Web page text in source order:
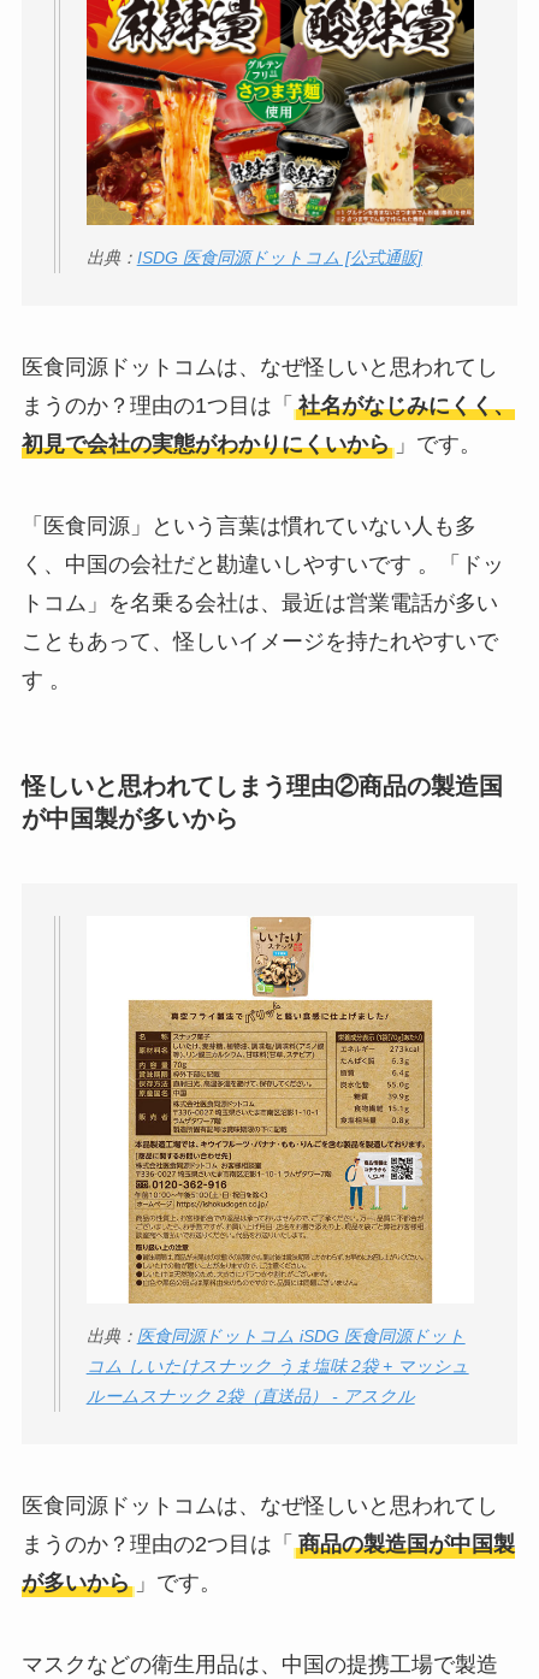
Temuは怪しい？口コ
ミ・評判が正直ヤバ
いって本当？
出典： ISDG 医食同源ドットコム [公式通販]
医食同源ドットコムは、なぜ怪しいと思われてし
まうのか？理由の1つ目は「 社名がなじみにくく、
初見で会社の実態がわかりにくいから 」です。
「医食同源」という言葉は慣れていない人も多
く、中国の会社だと勘違いしやすいです 。「ドッ
トコム」を名乗る会社は、最近は営業電話が多い
こともあって、怪しいイメージを持たれやすいで
す 。
怪しいと思われてしまう理由②商品の製造国
が中国製が多いから
出典： 医食同源ドットコム iSDG 医食同源ドット
コム しいたけスナック うま塩味 2袋 + マッシュ
ルームスナック 2袋（直送品） - アスクル
医食同源ドットコムは、なぜ怪しいと思われてし
まうのか？理由の2つ目は「 商品の製造国が中国製
が多いから 」です。
マスクなどの衛生用品は、中国の提携工場で製造